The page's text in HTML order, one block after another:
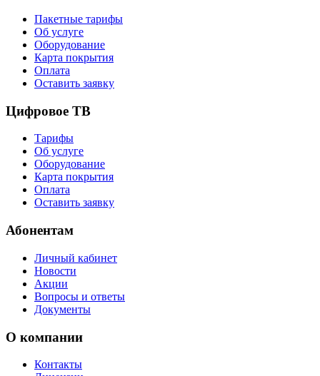
Пакетные тарифы
Об услуге
Оборудование
Карта покрытия
Оплата
Оставить заявку
Цифровое ТВ
Тарифы
Об услуге
Оборудование
Карта покрытия
Оплата
Оставить заявку
Абонентам
Личный кабинет
Новости
Акции
Вопросы и ответы
Документы
О компании
Контакты